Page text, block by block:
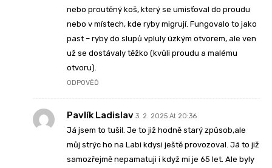
nebo proutěný koš, který se umisťoval do proudu
nebo v místech, kde ryby migrují. Fungovalo to jako
past – ryby do slupů vpluly úzkým otvorem, ale ven
už se dostávaly těžko (kvůli proudu a malému
otvoru).
ODPOVĚĎ
Pavlík Ladislav 3. 2. 2025 At 20:36
Já jsem to tušil. Je to již hodně starý způsob,ale
můj strýc ho na Labi kdysi ještě provozoval. Já to již
samozřejmě nepamatuji i když mi je 65 let. Ale byly